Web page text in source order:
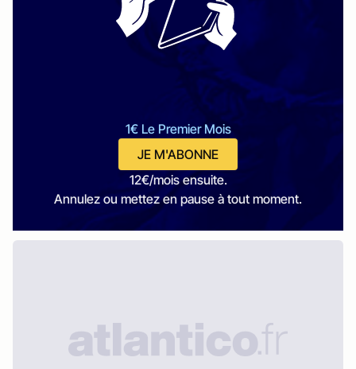
1€ Le Premier Mois
JE M'ABONNE
12€/mois ensuite.
Annulez ou mettez en pause à tout moment.